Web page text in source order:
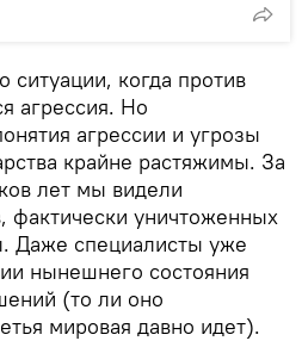
ситуации, когда против
агрессия. Но
агрессии и угрозы
крайне растяжимы. За
лет мы видели
фактически уничтоженных
Даже специалисты уже
нынешнего состояния
(то ли оно
мировая давно идет).